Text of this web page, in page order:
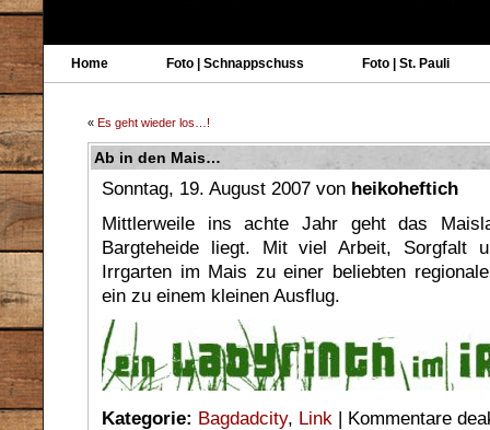
Home Foto | Schnappschuss Foto | St. Pauli
« Es geht wieder los…!
Ab in den Mais…
Sonntag, 19. August 2007 von heikoheftich
Mittlerweile ins achte Jahr geht das
Bargteheide liegt. Mit viel Arbeit, Sorgfalt
Irrgarten im Mais zu einer beliebten
ein zu einem kleinen Ausflug.
Kategorie: Bagdadcity, Link | Kommentare